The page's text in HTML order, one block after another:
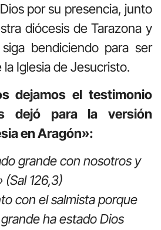
por su presencia, junto
diócesis de Tarazona y
bendiciendo para ser
Iglesia de Jesucristo.
dejamos el testimonio
dejó para la versión
en Aragón»:
grande con nosotros y
(Sal 126,3)
con el salmista porque
ha estado Dios